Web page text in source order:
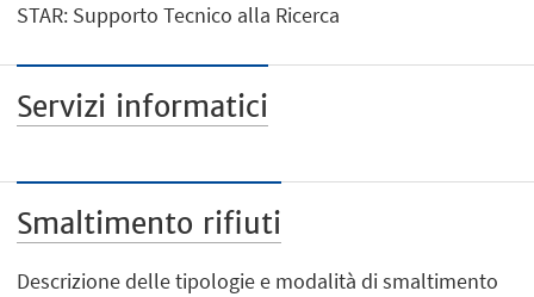
STAR: Supporto Tecnico alla Ricerca
Servizi informatici
Smaltimento rifiuti
Descrizione delle tipologie e modalità di smaltimento